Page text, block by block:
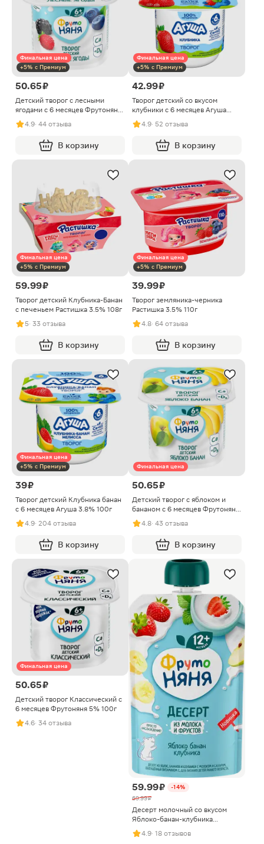
Финальная цена
+5% с Премиум
50.65 ₽
Детский творог с лесными
ягодами с 6 месяцев Фрутоняня
4.2% 100г
4.9· 44 отзыва
В корзину
Финальная цена
+5% с Премиум
42.99 ₽
Творог детский со вкусом
клубники с 6 месяцев Агуша
3.9% 100г
4.9· 52 отзыва
В корзину
Финальная цена
+5% с Премиум
59.99 ₽
Творог детский Клубника-Банан
с печеньем Растишка 3.5% 108г
5· 33 отзыва
В корзину
Финальная цена
+5% с Премиум
39.99 ₽
Творог земляника-черника
Растишка 3.5% 110г
4.8· 64 отзыва
В корзину
Финальная цена
+5% с Премиум
39 ₽
Творог детский Клубника банан
с 6 месяцев Агуша 3.8% 100г
4.9· 204 отзыва
В корзину
Финальная цена
50.65 ₽
Детский творог с яблоком и
бананом с 6 месяцев Фрутоняня
4.2% 100г
4.8· 43 отзыва
В корзину
Финальная цена
50.65 ₽
Детский творог Классический с
6 месяцев Фрутоняня 5% 100г
4.6· 34 отзыва
59.99 ₽
-14%
69.99 ₽
Десерт молочный со вкусом
Яблоко-банан-клубника
Фрутоняня 90г
4.9· 18 отзывов